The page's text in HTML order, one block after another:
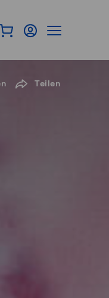
öffnen
Warenkorb als
Login
Teilen